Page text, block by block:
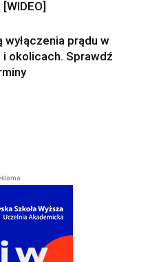
wyłączenia prądu w
i okolicach. Sprawdź